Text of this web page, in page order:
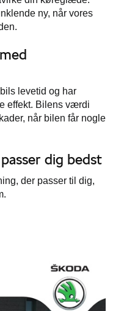
ny, når vores
levetid og har
effekt. Bilens værdi
når bilen får nogle
dig bedst
der passer til dig,